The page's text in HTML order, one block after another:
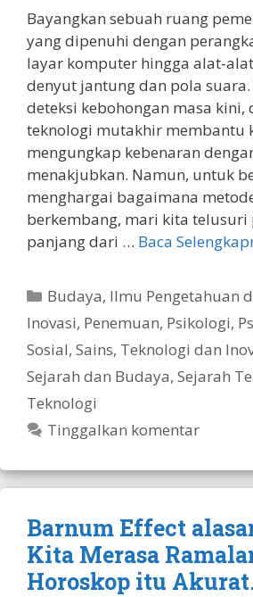
Bayangkan sebuah ruang
yang dipenuhi dengan
layar komputer hingga alat-
denyut jantung dan pola
deteksi kebohongan masa kini,
teknologi mutakhir membantu
mengungkap kebenaran
menakjubkan. Namun, untuk
menghargai bagaimana
berkembang, mari kita telusuri
panjang dari … Baca
Kategori
Budaya, Ilmu Pengetahuan
Inovasi, Penemuan, Psikologi,
Sosial, Sains, Teknologi dan
Sejarah dan Budaya, Sejarah
Teknologi
Tinggalkan komentar
Barnum Effect
Kita Merasa
Horoskop itu